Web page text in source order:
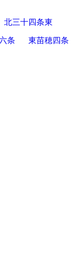
北三十四条東
条 東苗穂四条